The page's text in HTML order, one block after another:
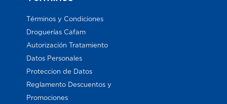
Términos y Condiciones
Droguerías Cafam
Autorización Tratamiento
Datos Personales
Proteccion de Datos
Reglamento Descuentos y
Promociones